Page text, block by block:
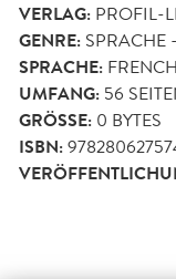
VERLAG: PROFIL-
GENRE: SPRACHE
SPRACHE: FRENCH
UMFANG: 56
GRÖSSE: 0 BYTES
ISBN: